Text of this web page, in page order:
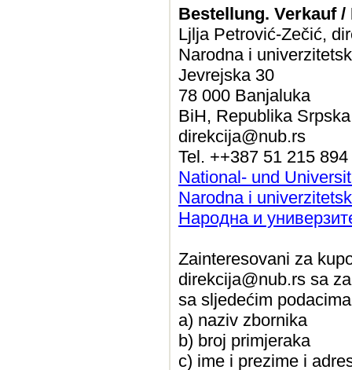
Bestellung. Verkauf
Ljlja Petrović-Zečić,
Narodna i
Jevrejska 30
78 000 Banjaluka
BiH, Republika Srpska
direkcija@nub.rs
Tel. ++387 51 215 894
National- und
Narodna i
Народна и
Zainteresovani za
direkcija@nub.rs sa
sa sljedećim
a) naziv zbornika
b) broj primjeraka
c) ime i prezime i